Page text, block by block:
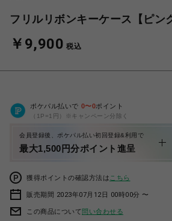
フリルリボンキーケース【ピン
￥9,900 税込
ポケパル払いで 0〜0ポイント
（1P=1円）※キャンペーン分除く
会員登録後、ポケパル払い初回登録&利用で
最大1,500円分ポイント進呈
獲得ポイントの確認方法は こちら
販売期間 2023年07月12日 00時00分 〜
この商品について問い合わせる